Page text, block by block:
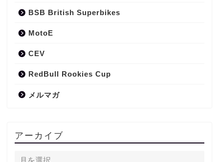
BSB British Superbikes
MotoE
CEV
RedBull Rookies Cup
メルマガ
アーカイブ